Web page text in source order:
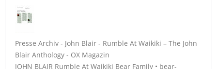
Presse Archiv - John Blair - Rumble At Waikiki – The John
Blair Anthology - OX Magazin
JOHN BLAIR Rumble At Waikiki Bear Family • bear-